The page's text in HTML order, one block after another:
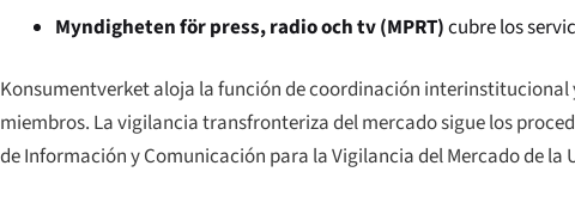
Myndigheten för press, radio och tv(MPRT)cubre los
Konsumentverket aloja la función de coordinación
miembros. La vigilancia transfronteriza del mercado sigue los
de Información y Comunicación para la Vigilancia del Mercado de la